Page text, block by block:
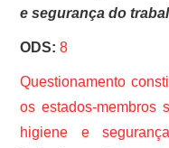
e segurança do
ODS:8
Questionamento
os estados-membros
higiene e